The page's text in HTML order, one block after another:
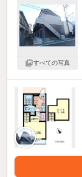
すべての写真